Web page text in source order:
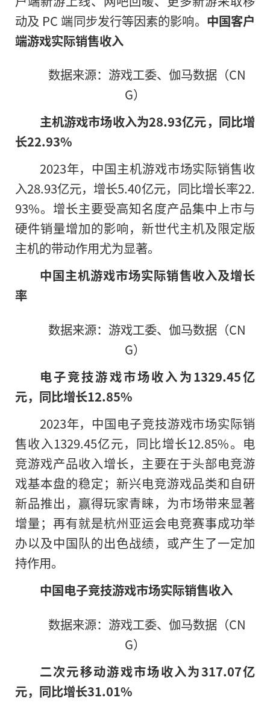
动及 PC 端同步发行等因素的影响。 中国客户
端游戏实际销售收入
数据来源：游戏工委、伽马数据（CN
G）
主机游戏市场收入为28.93亿元，同比增
长22.93%
2023年，中国主机游戏市场实际销售收
入28.93亿元，增长5.40亿元，同比增长率22.
93%。增长主要受高知名度产品集中上市与
硬件销量增加的影响，新世代主机及限定版
主机的带动作用尤为显著。
中国主机游戏市场实际销售收入及增长
率
数据来源：游戏工委、伽马数据（CN
G）
电子竞技游戏市场收入为1329.45亿
元，同比增长12.85%
2023年，中国电子竞技游戏市场实际销
售收入1329.45亿元，同比增长12.85%。电
竞游戏产品收入增长，主要在于头部电竞游
戏基本盘的稳定；新兴电竞游戏品类和自研
新品推出，赢得玩家青睐，为市场带来显著
增量；再有就是杭州亚运会电竞赛事成功举
办以及中国队的出色战绩，或产生了一定加
持作用。
中国电子竞技游戏市场实际销售收入
数据来源：游戏工委、伽马数据（CN
G）
二次元移动游戏市场收入为317.07亿
元，同比增长31.01%